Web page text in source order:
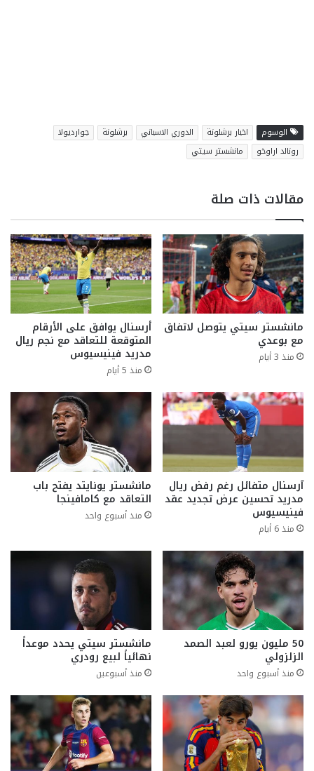
الوسوم اخبار برشلونة الدوري الاسباني برشلونة
جوارديولا
رونالد اراوخو
مانشستر سيتي
مقالات ذات صلة
مانشستر سيتي يتوصل لاتفاق
مع بوعدي
منذ 3 أيام
أرسنال يوافق على الأرقام
المتوقعة للتعاقد مع نجم ريال
مدريد فينيسيوس
منذ 5 أيام
آرسنال متفائل رغم رفض ريال
مدريد تحسين عرض تجديد عقد
فينيسيوس
منذ 6 أيام
مانشستر يونايتد يفتح باب
التعاقد مع كامافينجا
منذ أسبوع واحد
50 مليون يورو لعبد الصمد
الزلزولي
منذ أسبوع واحد
مانشستر سيتي يحدد موعداً
نهائياً لبيع رودري
منذ أسبوعين